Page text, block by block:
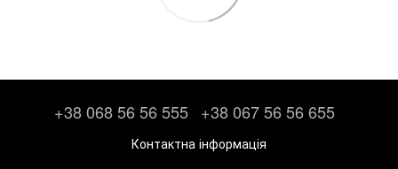
+38 068 56 56 555 +38 067 56 56 655
Контактна інформація